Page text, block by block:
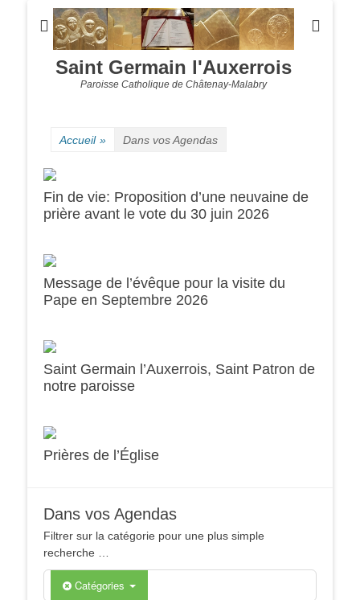
Saint Germain l'Auxerrois
Paroisse Catholique de Châtenay-Malabry
Accueil » Dans vos Agendas
Fin de vie: Proposition d’une neuvaine de
prière avant le vote du 30 juin 2026
Message de l’évêque pour la visite du
Pape en Septembre 2026
Saint Germain l’Auxerrois, Saint Patron de
notre paroisse
Prières de l’Église
Dans vos Agendas
Filtrer sur la catégorie pour une plus simple
recherche …
Catégories
0h00
1h00
2h00
3h00
5h00
6h00